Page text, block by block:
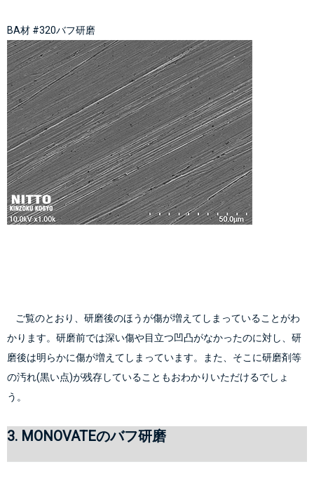
BA材 #320バフ研磨
かります。研磨前では深い傷や目立つ凹凸がなかったのに対し、研
磨後は明らかに傷が増えてしまっています。また、そこに研磨剤等
の汚れ(黒い点)が残存していることもおわかりいただけるでしょ
3. MONOVATEのバフ研磨